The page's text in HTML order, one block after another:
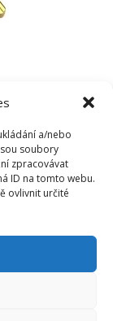
a/nebo
soubory
zpracovávat
ID na tomto webu.
ovlivnit určité